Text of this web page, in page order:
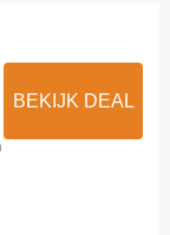
BEKIJK DEAL